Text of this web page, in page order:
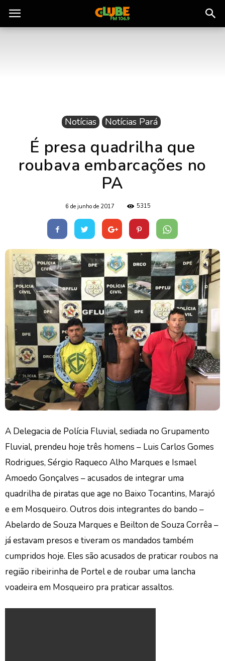
Rádio
Notícias Notícias Pará
É presa quadrilha que
roubava embarcações no
PA
6 de junho de 2017 5315
A Delegacia de Polícia Fluvial, sediada no Grupamento
Fluvial, prendeu hoje três homens – Luis Carlos Gomes
Rodrigues, Sérgio Raqueco Alho Marques e Ismael
Amoedo Gonçalves – acusados de integrar uma
quadrilha de piratas que age no Baixo Tocantins, Marajó
e em Mosqueiro. Outros dois integrantes do bando –
Abelardo de Souza Marques e Beilton de Souza Corrêa –
já estavam presos e tiveram os mandados também
cumpridos hoje. Eles são acusados de praticar roubos na
região ribeirinha de Portel e de roubar uma lancha
voadeira em Mosqueiro pra praticar assaltos.